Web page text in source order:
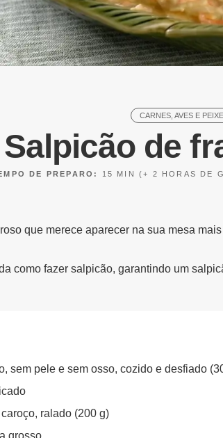
CARNES, AVES E
Salpicão de
DE PREPARO: 15 MIN (+ 2 HORAS DE
que merece aparecer na sua mesa
como fazer salpicão, garantindo um
sem pele e sem osso, cozido e desfiado
ralado (200 g)
grosso